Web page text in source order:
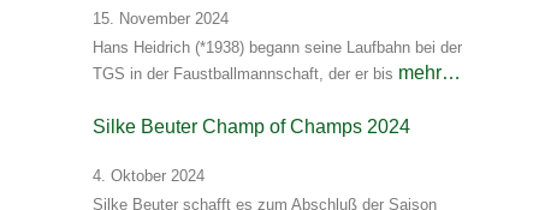
15. November 2024
Hans Heidrich (*1938) begann seine Laufbahn bei der
TGS in der Faustballmannschaft, der er bis mehr…
Silke Beuter Champ of Champs 2024
4. Oktober 2024
Silke Beuter schafft es zum Abschluß der Saison